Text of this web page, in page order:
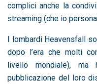
complici anche la
streaming (che io
I lombardi Heavensfall
dopo l’era che molti
livello mondiale),
pubblicazione del loro